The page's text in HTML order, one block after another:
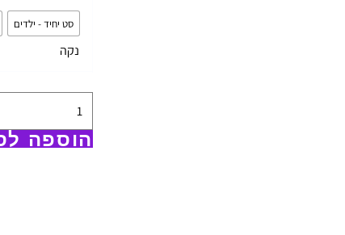
סט יחיד - ילדים
נקה
מצעי
ילדים
כותנה
|הוספה